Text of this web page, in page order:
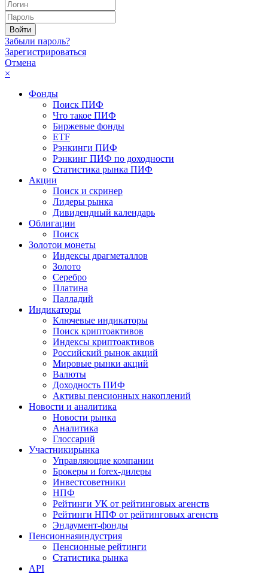
Забыли пароль?
Зарегистрироваться
Отмена
×
Фонды
Поиск ПИФ
Что такое ПИФ
Биржевые фонды
ETF
Рэнкинги ПИФ
Рэнкинг ПИФ по доходности
Статистика рынка ПИФ
Акции
Поиск и скринер
Лидеры рынка
Дивидендный календарь
Облигации
Поиск
Золотои монеты
Индексы драгметаллов
Золото
Серебро
Платина
Палладий
Индикаторы
Ключевые индикаторы
Поиск криптоактивов
Индексы криптоактивов
Российский рынок акций
Мировые рынки акций
Валюты
Доходность ПИФ
Активы пенсионных накоплений
Новости и аналитика
Новости рынка
Аналитика
Глоссарий
Участникирынка
Управляющие компании
Брокеры и forex-дилеры
Инвестсоветники
НПФ
Рейтинги УК от рейтинговых агенств
Рейтинги НПФ от рейтинговых агенств
Эндаумент-фонды
Пенсионнаяиндустрия
Пенсионные рейтинги
Статистика рынка
API